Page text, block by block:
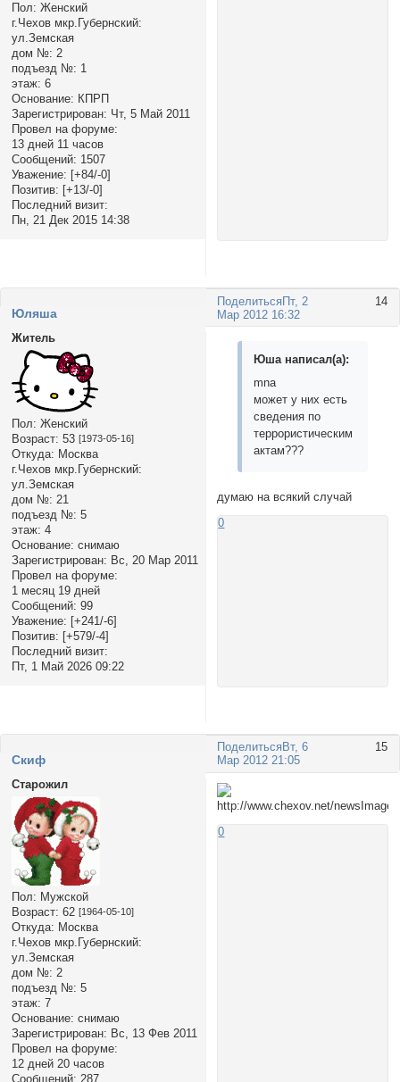
Пол: Женский
г.Чехов мкр.Губернский:
ул.Земская
дом №: 2
подъезд №: 1
этаж: 6
Основание: КПРП
Зарегистрирован: Чт, 5 Май 2011
Провел на форуме:
13 дней 11 часов
Сообщений: 1507
Уважение: [+84/-0]
Позитив: [+13/-0]
Последний визит:
Пн, 21 Дек 2015 14:38
Поделиться 14
Пт, 2
Мар 2012 16:32
Юляша
Житель
Пол: Женский
Возраст: 53 [1973-05-16]
Откуда: Москва
г.Чехов мкр.Губернский:
ул.Земская
дом №: 21
подъезд №: 5
этаж: 4
Основание: снимаю
Зарегистрирован: Вс, 20 Мар 2011
Провел на форуме:
1 месяц 19 дней
Сообщений: 99
Уважение: [+241/-6]
Позитив: [+579/-4]
Последний визит:
Пт, 1 Май 2026 09:22
Юша написал(а):
mnа
может у них есть
сведения по
террористическим
актам???
думаю на всякий случай
0
Поделиться 15
Вт, 6
Мар 2012 21:05
Cкиф
Старожил
Пол: Мужской
Возраст: 62 [1964-05-10]
Откуда: Москва
г.Чехов мкр.Губернский:
ул.Земская
дом №: 2
подъезд №: 5
этаж: 7
Основание: снимаю
Зарегистрирован: Вс, 13 Фев 2011
Провел на форуме:
12 дней 20 часов
Сообщений: 287
0